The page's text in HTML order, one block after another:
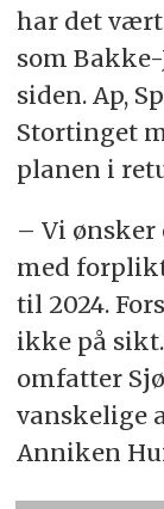
har det
som
siden. Ap,
Stortinget
planen i
– Vi ønsker
med
til 2024.
ikke på
omfatter
vanskelige
Anniken